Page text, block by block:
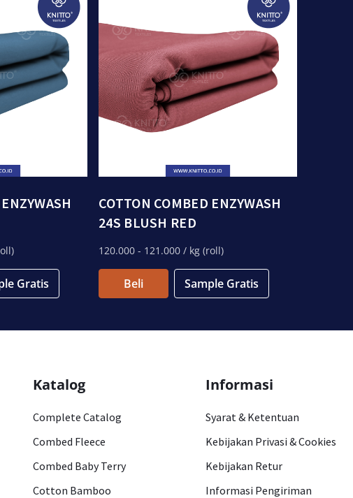
Gratis
COTTON COMBED ENZYWASH
24S BLUSH RED
120.000 - 121.000 / kg (roll)
Beli Sample Gratis
Katalog
Complete Catalog
Combed Fleece
Combed Baby Terry
Cotton Bamboo
Informasi
Syarat & Ketentuan
Kebijakan Privasi & Cookies
Kebijakan Retur
Informasi Pengiriman